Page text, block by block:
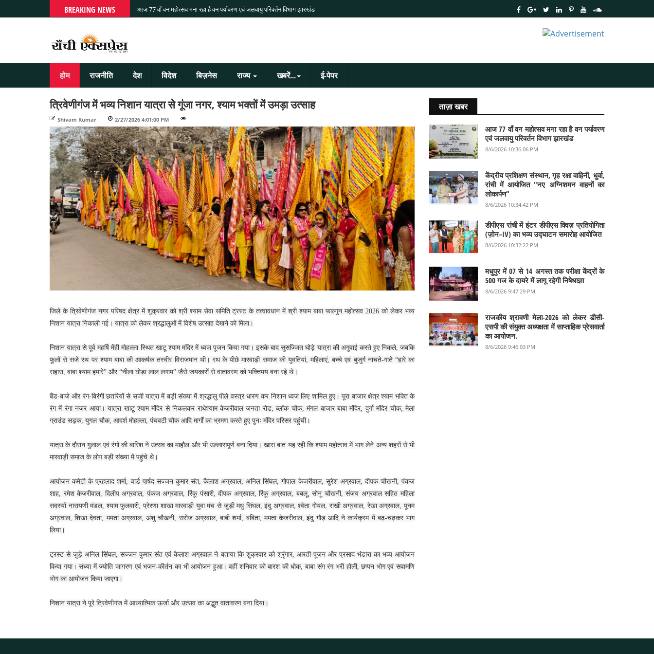
BREAKING NEWS आज 77 वाँ वन महोत्सव मना रहा है वन पर्यावरण एवं जलवायु परिवर्तन विभाग झारखंड
होम राजनीति देश विदेश बिज़नेस राज्य खबरें... ई-पेपर
त्रिवेणीगंज में भव्य निशान यात्रा से गूंजा नगर, श्याम भक्तों में उमड़ा उत्साह
Shivam Kumar 2/27/2026 4:01:00 PM
जिले के त्रिवेणीगंज नगर परिषद क्षेत्र में शुक्रवार को श्री श्याम सेवा समिति ट्रस्ट के तत्वावधान में श्री श्याम बाबा फाल्गुन महोत्सव 2026 को लेकर भव्य
निशान यात्रा निकाली गई। यात्रा को लेकर श्रद्धालुओं में विशेष उत्साह देखने को मिला।
निशान यात्रा से पूर्व महर्षि मेंही मोहल्ला स्थित खाटू श्याम मंदिर में ध्वज पूजन किया गया। इसके बाद सुसज्जित घोड़े यात्रा की अगुवाई करते हुए निकले, जबकि
फूलों से सजे रथ पर श्याम बाबा की आकर्षक तस्वीर विराजमान थी। रथ के पीछे मारवाड़ी समाज की युवतियां, महिलाएं, बच्चे एवं बुजुर्ग नाचते-गाते “हारे का
सहारा, बाबा श्याम हमारे” और “नीला घोड़ा लाल लगाम” जैसे जयकारों से वातावरण को भक्तिमय बना रहे थे।
बैंड-बाजे और रंग-बिरंगी छतरियों से सजी यात्रा में बड़ी संख्या में श्रद्धालु पीले वस्त्र धारण कर निशान ध्वज लिए शामिल हुए। पूरा बाजार क्षेत्र श्याम भक्ति के
रंग में रंगा नजर आया। यात्रा खाटू श्याम मंदिर से निकलकर राधेश्याम केजरीवाल जनता रोड, ब्लॉक चौक, मंगल बाजार बाबा मंदिर, दुर्गा मंदिर चौक, मेला
ग्राउंड सड़क, युगल चौक, आदर्श मोहल्ला, पंचवटी चौक आदि मार्गों का भ्रमण करते हुए पुनः मंदिर परिसर पहुंची।
यात्रा के दौरान गुलाल एवं रंगों की बारिश ने उत्सव का माहौल और भी उल्लासपूर्ण बना दिया। खास बात यह रही कि श्याम महोत्सव में भाग लेने अन्य शहरों से भी
मारवाड़ी समाज के लोग बड़ी संख्या में पहुंचे थे।
आयोजन कमेटी के प्रहलाद शर्मा, वार्ड पार्षद सज्जन कुमार संत, कैलाश अग्रवाल, अनिल सिंघल, गोपाल केजरीवाल, सुरेश अग्रवाल, दीपक चौखनी, पंकज
शाह, रमेश केजरीवाल, दिलीप अग्रवाल, पंकज अग्रवाल, रिंकू पंसारी, दीपक अग्रवाल, रिंकू अग्रवाल, बबलू, सोनू चौखनी, संजय अग्रवाल सहित महिला
सदस्यों नारायणी मंडल, श्याम फुलवारी, प्रेरणा शाखा मारवाड़ी युवा मंच से जुड़ी मधु सिंघल, इंदु अग्रवाल, श्वेता गोयल, राखी अग्रवाल, रेखा अग्रवाल, पूनम
अग्रवाल, शिखा देवता, ममता अग्रवाल, अंशु चौखनी, सरोज अग्रवाल, बाबी शर्मा, बबिता, ममता केजरीवाल, इंदु गौड़ आदि ने कार्यक्रम में बढ़-चढ़कर भाग
लिया।
ट्रस्ट से जुड़े अनिल सिंघल, सज्जन कुमार संत एवं कैलाश अग्रवाल ने बताया कि शुक्रवार को श्रृंगार, आरती-पूजन और प्रसाद भंडारा का भव्य आयोजन
किया गया। संध्या में ज्योति जागरण एवं भजन-कीर्तन का भी आयोजन हुआ। वहीं शनिवार को बारश की धोक, बाबा संग रंग भरी होली, छप्पन भोग एवं सवामणि
भोग का आयोजन किया जाएगा।
निशान यात्रा ने पूरे त्रिवेणीगंज में आध्यात्मिक ऊर्जा और उत्सव का अद्भुत वातावरण बना दिया।
ताज़ा खबर
आज 77 वाँ वन महोत्सव मना रहा है वन पर्यावरण
एवं जलवायु परिवर्तन विभाग झारखंड
8/6/2026 10:36:06 PM
केंद्रीय प्रशिक्षण संस्थान, गृह रक्षा वाहिनी, धुर्वा,
रांची में आयोजित "नए अग्निशमन वाहनों का
लोकार्पण"
8/6/2026 10:34:42 PM
डीपीएस रांची में इंटर डीपीएस क्विज़ प्रतियोगिता
(ज़ोन–IV) का भव्य उद्घाटन समारोह आयोजित
8/6/2026 10:32:22 PM
मधुपुर में 07 से 14 अगस्त तक परीक्षा केंद्रों के
500 गज के दायरे में लागू रहेगी निषेधाज्ञा
8/6/2026 9:47:29 PM
राजकीय श्रावणी मेला-2026 को लेकर डीसी-
एसपी की संयुक्त अध्यक्षता में साप्ताहिक प्रेसवार्ता
का आयोजन.
8/6/2026 9:46:03 PM